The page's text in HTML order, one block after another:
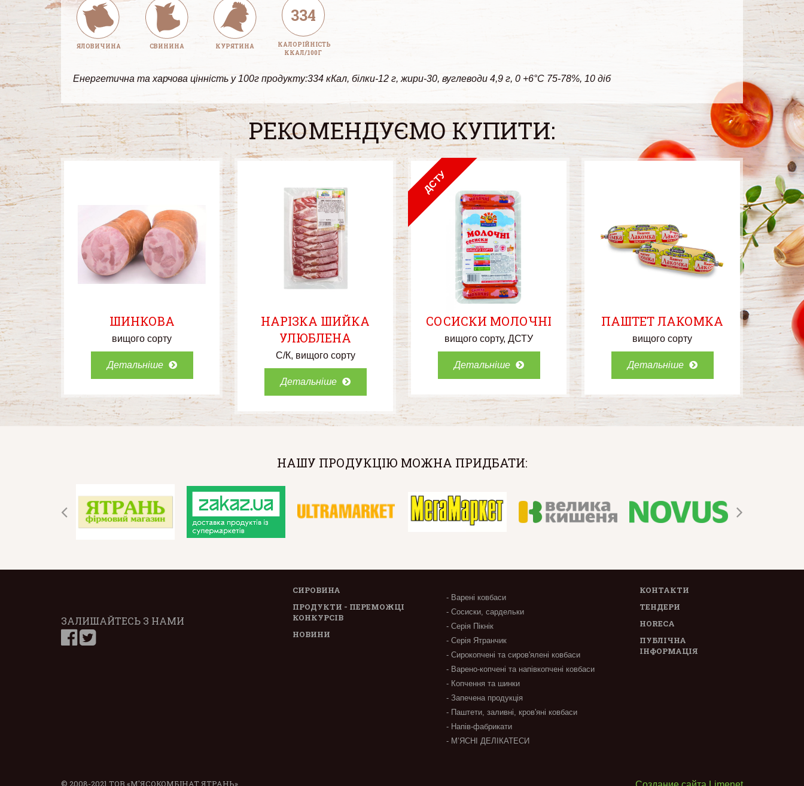
ЯЛОВИЧИНА СВИНИНА КУРЯТИНА
334
КАЛОРІЙНІСТЬ
ККАЛ/100Г
Енергетична та харчова цінність у 100г продукту:334 кКал, білки-12 г, жири-30, вуглеводи 4,9 г, 0 +6°С 75-78%, 10 діб
РЕКОМЕНДУЄМО КУПИТИ:
ШИНКОВА
вищого сорту
Детальніше
НАРІЗКА ШИЙКА
УЛЮБЛЕНА
С/К вищого сорту
Детальніше
ДСТУ
СОСИСКИ МОЛОЧНІ
вищого сорту ДСТУ
Детальніше
ПАШТЕТ ЛАКОМКА
вищого сорту
Детальніше
НАШУ ПРОДУКЦІЮ МОЖНА ПРИДБАТИ:
ЗАЛИШАЙТЕСЬ З НАМИ
СИРОВИНА
ПРОДУКТИ - ПЕРЕМОЖЦІ
КОНКУРСІВ
НОВИНИ
- Варені ковбаси
- Сосиски, сардельки
- Серія Пікнік
- Серія Ятранчик
- Сирокопчені та сиров'ялені ковбаси
- Варено-копчені та напівкопчені ковбаси
- Копчення та шинки
- Запечена продукція
- Паштети, заливні, кров'яні ковбаси
- Напів-фабрикати
- М’ЯСНІ ДЕЛІКАТЕСИ
КОНТАКТИ
ТЕНДЕРИ
HORECA
ПУБЛІЧНА
ІНФОРМАЦІЯ
© 2008-2021 ТОВ «М'ЯСОКОМБІНАТ ЯТРАНЬ»